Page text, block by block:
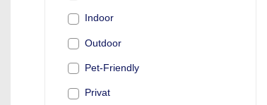
Indoor
Outdoor
Pet-Friendly
Privat